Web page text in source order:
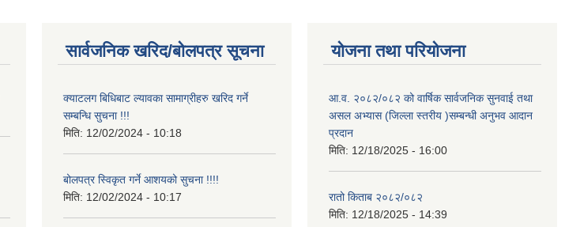
सार्वजनिक खरिद/बोलपत्र सूचना
क्याटलग बिधिबाट ल्यावका सामाग्रीहरु खरिद गर्ने
सम्बन्धि सुचना !!!
मिति: 12/02/2024 - 10:18
बोलपत्र स्विकृत गर्ने आशयको सुचना !!!!
मिति: 12/02/2024 - 10:17
योजना तथा परियोजना
आ.व. २०८२/०८२ को वार्षिक सार्वजनिक सुनवाई तथा
असल अभ्यास (जिल्ला स्तरीय )सम्बन्धी अनुभव आदान
प्रदान
मिति: 12/18/2025 - 16:00
रातो किताब २०८२/०८२
मिति: 12/18/2025 - 14:39